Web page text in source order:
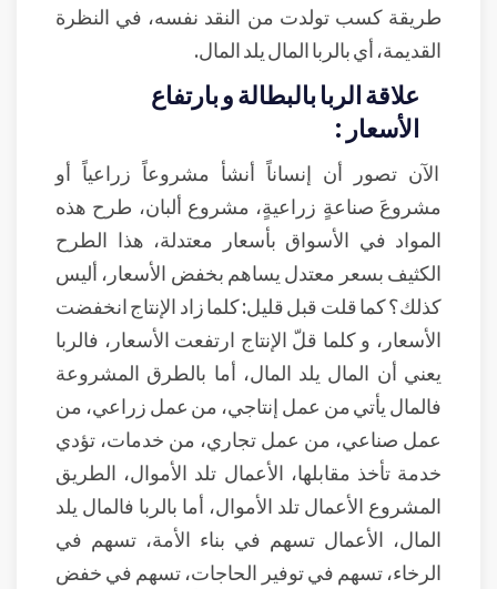
طريقة كسب تولدت من النقد نفسه، في النظرة
القديمة، أي بالربا المال يلد المال.
علاقة الربا بالبطالة و بارتفاع
الأسعار :
الآن تصور أن إنساناً أنشأ مشروعاً زراعياً أو
مشروعَ صناعةٍ زراعيةٍ، مشروع ألبان، طرح هذه
المواد في الأسواق بأسعار معتدلة، هذا الطرح
الكثيف بسعر معتدل يساهم بخفض الأسعار، أليس
كذلك؟ كما قلت قبل قليل: كلما زاد الإنتاج انخفضت
الأسعار، و كلما قلّ الإنتاج ارتفعت الأسعار، فالربا
يعني أن المال يلد المال، أما بالطرق المشروعة
فالمال يأتي من عمل إنتاجي، من عمل زراعي، من
عمل صناعي، من عمل تجاري، من خدمات، تؤدي
خدمة تأخذ مقابلها، الأعمال تلد الأموال، الطريق
المشروع الأعمال تلد الأموال، أما بالربا فالمال يلد
المال، الأعمال تسهم في بناء الأمة، تسهم في
الرخاء، تسهم في توفير الحاجات، تسهم في خفض